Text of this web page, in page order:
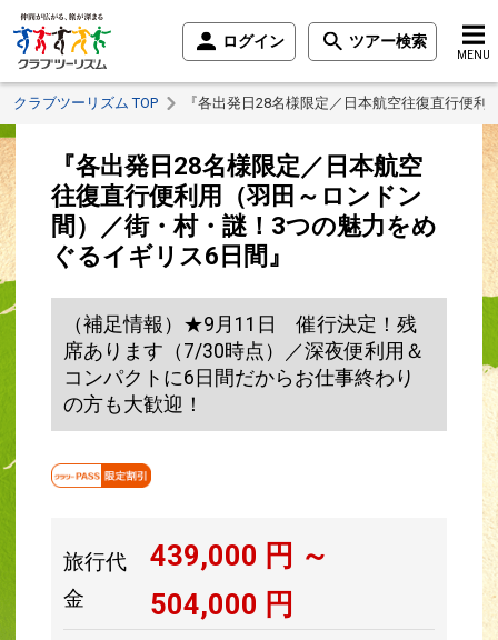
ログイン ツアー検索
MENU
クラブツーリズム TOP 『各出発日28名様限定／日本航空往復直行便
『各出発日28名様限定／日本航空
往復直行便利用（羽田～ロンドン
間）／街・村・謎！3つの魅力をめ
ぐるイギリス6日間』
（補足情報）★9月11日 催行決定！残
席あります（7/30時点）／深夜便利用＆
コンパクトに6日間だからお仕事終わり
の方も大歓迎！
旅行代
金
439,000 円 ～
504,000 円